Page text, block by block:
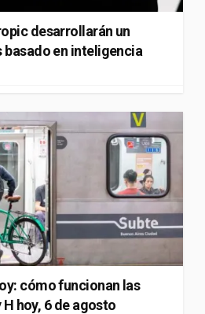
desarrollarán un
basado en inteligencia
cómo funcionan las
H hoy, 6 de agosto